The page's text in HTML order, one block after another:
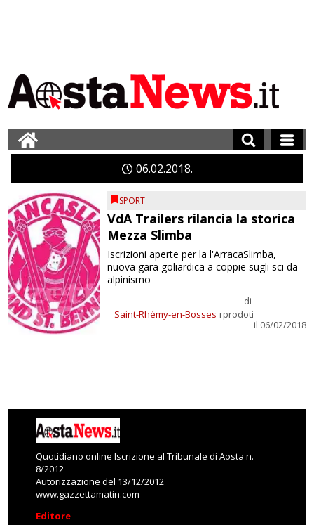
0602 2018
SPORT
VdA Trailers rilancia la storica
Mezza Slimba
Saint-Rhémy-en-Bosses
di
rprodoti
il 06/02/2018
Iscrizioni aperte per la l'ArracaSlimba,
nuova gara goliardica a coppie sugli sci da
alpinismo
Quotidiano online Iscrizione al Tribunale di Aosta n.
8/2012
Autorizzazione del 13/12/2012
www.gazzettamatin.com
Editore